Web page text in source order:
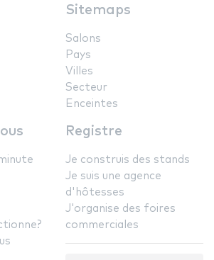
Sitemaps
Salons
Pays
Villes
Secteur
Enceintes
Registre
Je construis des stands
Je suis une agence
d'hôtesses
J'organise des foires
commerciales